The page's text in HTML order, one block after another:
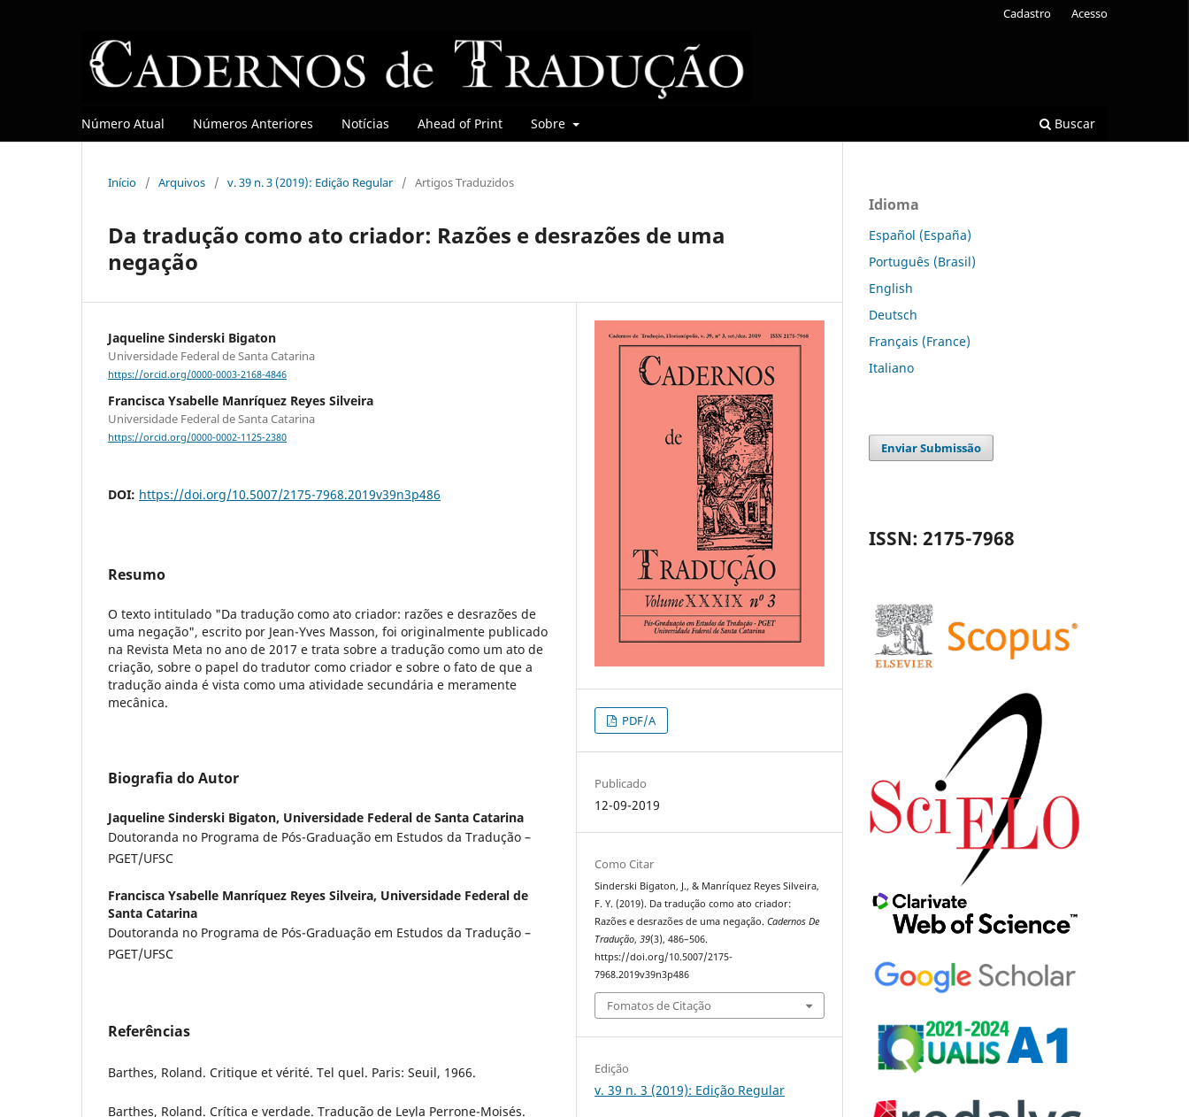
Número Atual Números Anteriores Notícias Ahead of Print Sobre Buscar
Cadastro Acesso
Início / Arquivos / v. 39 n. 3 (2019): Edição Regular / Artigos Traduzidos
Da tradução como ato criador: Razões e desrazões de uma
negação
Jaqueline Sinderski Bigaton
Universidade Federal de Santa Catarina
https://orcid.org/0000-0003-2168-4846
Francisca Ysabelle Manríquez Reyes Silveira
Universidade Federal de Santa Catarina
https://orcid.org/0000-0002-1125-2380
DOI: https://doi.org/10.5007/2175-7968.2019v39n3p486
Resumo
O texto intitulado "Da tradução como ato criador: razões e desrazões de
uma negação", escrito por Jean-Yves Masson, foi originalmente publicado
na Revista Meta no ano de 2017 e trata sobre a tradução como um ato de
criação, sobre o papel do tradutor como criador e sobre o fato de que a
tradução ainda é vista como uma atividade secundária e meramente
mecânica.
Biografia do Autor
Jaqueline Sinderski Bigaton, Universidade Federal de Santa Catarina
Doutoranda no Programa de Pós-Graduação em Estudos da Tradução –
PGET/UFSC
Francisca Ysabelle Manríquez Reyes Silveira, Universidade Federal de
Santa Catarina
Doutoranda no Programa de Pós-Graduação em Estudos da Tradução –
PGET/UFSC
Referências
Barthes, Roland. Critique et vérité. Tel quel. Paris: Seuil, 1966.
Barthes, Roland. Crítica e verdade. Tradução de Leyla Perrone-Moisés.
PDF/A
Publicado
12-09-2019
Como Citar
Sinderski Bigaton, J., & Manríquez Reyes Silveira,
F. Y. (2019). Da tradução como ato criador:
Razões e desrazões de uma negação.Cadernos De
Tradução,39(3), 486–506.
https://doi.org/10.5007/2175-
7968.2019v39n3p486
Fomatos de Citação
Edição
v. 39 n. 3 (2019): Edição Regular
Idioma
Español (España)
Português (Brasil)
English
Deutsch
Français (France)
Italiano
Enviar Submissão
ISSN: 2175-7968